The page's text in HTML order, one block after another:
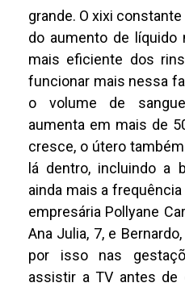
grande. O xixi
do aumento de líquido
mais eficiente dos
funcionar mais nessa
o volume de
aumenta em mais de
cresce, o útero
lá dentro, incluindo a
ainda mais a
empresária Pollyane
Ana Julia, 7, e
por isso nas
assistir a TV antes de